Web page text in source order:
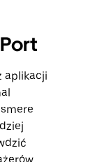
aplikacji